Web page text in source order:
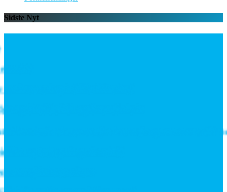
Sidste Nyt
investering i driftssikkerhed
til både EU og Great Britain
bekræfter, at vejen frem går gennem
og belægninger i realtid